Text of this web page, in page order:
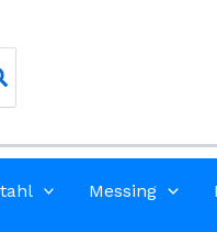
Messing